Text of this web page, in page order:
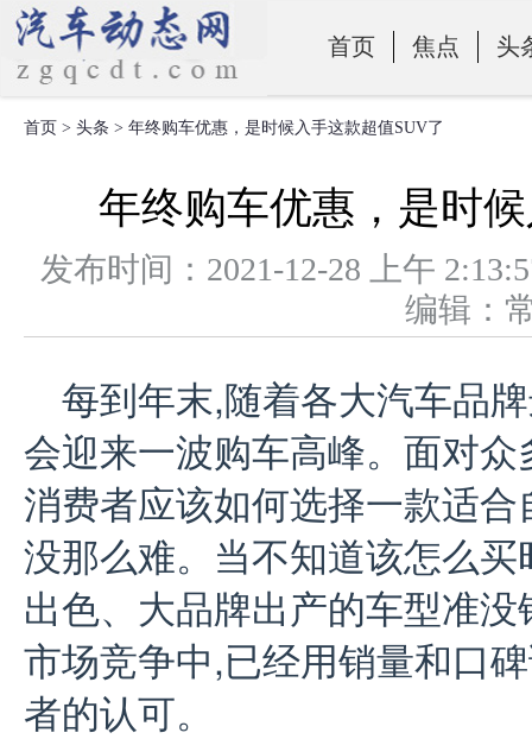
首页 焦点 头
零部件
首页 > 头条 > 年终购车优惠，是时候入手这款超值SUV了
年终购车优惠，是时
发布时间：2021-12-28 上午
编辑
每到年末,随着各大汽车品
会迎来一波购车高峰。面对
消费者应该如何选择一款适
没那么难。当不知道该怎么
出色、大品牌出产的车型准
市场竞争中,已经用销量和口
者的认可。